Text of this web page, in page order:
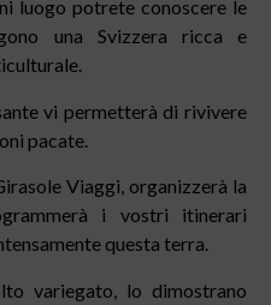
luogo potrete conoscere le
una Svizzera ricca e
vi permetterà di rivivere
pacate.
Viaggi, organizzerà la
i vostri itinerari
questa terra.
variegato, lo dimostrano